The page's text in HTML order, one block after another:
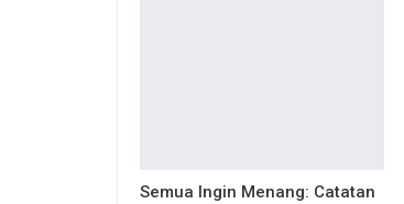
Semua Ingin Menang: Catatan